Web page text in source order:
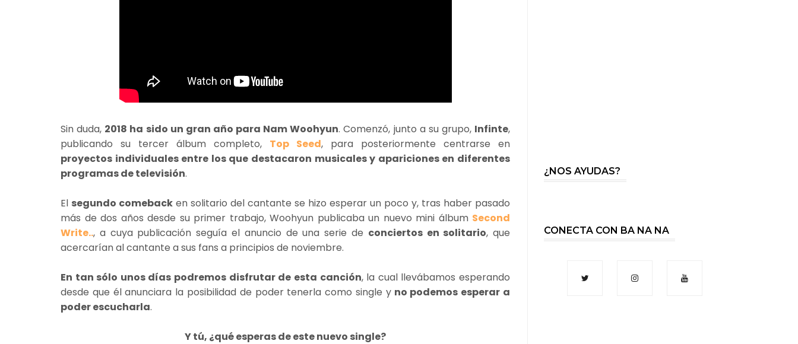
Sin duda, 2018 ha sido un gran año para Nam Woohyun. Comenzó, junto a su grupo, Infinte,
publicando su tercer álbum completo, Top Seed, para posteriormente centrarse en
proyectos individuales entre los que destacaron musicales y apariciones en diferentes
programas de televisión.
El segundo comeback en solitario del cantante se hizo esperar un poco y, tras haber pasado
más de dos años desde su primer trabajo, Woohyun publicaba un nuevo mini álbum Second
Write.., a cuya publicación seguía el anuncio de una serie de conciertos en solitario, que
acercarían al cantante a sus fans a principios de noviembre.
En tan sólo unos días podremos disfrutar de esta canción, la cual llevábamos esperando
desde que él anunciara la posibilidad de poder tenerla como single yno podemos esperar a
poder escucharla.
Y tú, ¿qué esperas de este nuevo single?
¿NOS AYUDAS?
CONECTA CON BA NA NA